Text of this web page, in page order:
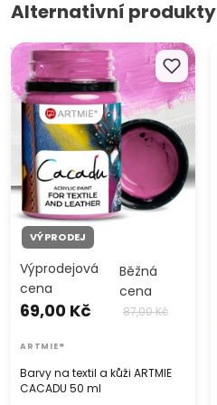
Alternativní produkty
Barvy na textil a kůži ARTMIE
CACADU 50 ml
VÝPRODEJ
Barvy na textil a kůži ARTMIE
CACADU 50 ml
Výprodejová
cena
69,00 Kč
Běžná
cena
87,00 Kč
ARTMIE®